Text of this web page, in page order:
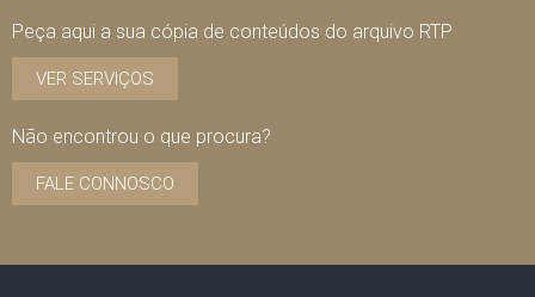
Peça aqui a sua cópia de conteúdos do arquivo RTP
VER SERVIÇOS
Não encontrou o que procura?
FALE CONNOSCO